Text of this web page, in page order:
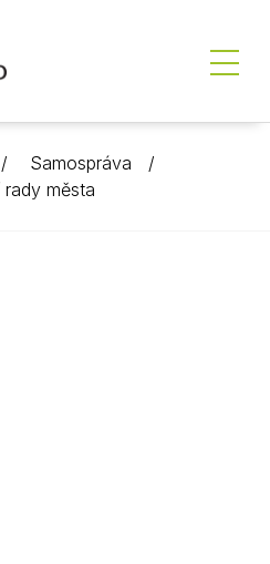
Samospráva
rady města